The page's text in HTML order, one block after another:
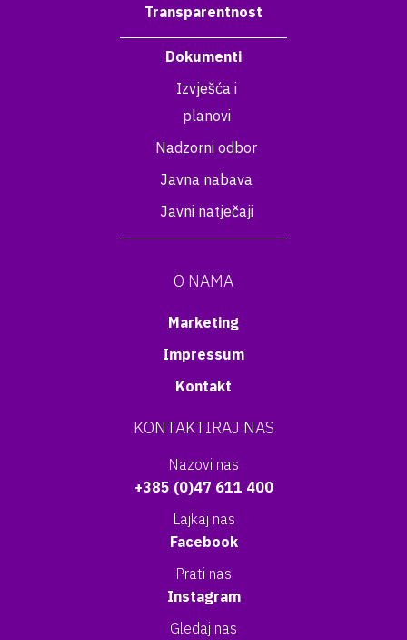
Transparentnost
Dokumenti
Izvješća i
planovi
Nadzorni odbor
Javna nabava
Javni natječaji
O NAMA
Marketing
Impressum
Kontakt
KONTAKTIRAJ NAS
Nazovi nas
+385 (0)47 611 400
Lajkaj nas
Facebook
Prati nas
Instagram
Gledaj nas